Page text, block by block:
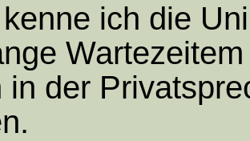
ich die
in der